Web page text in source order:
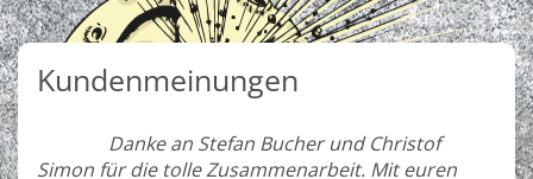
Kundenmeinungen
Danke an Stefan Bucher und Christof
Simon für die tolle Zusammenarbeit. Mit euren